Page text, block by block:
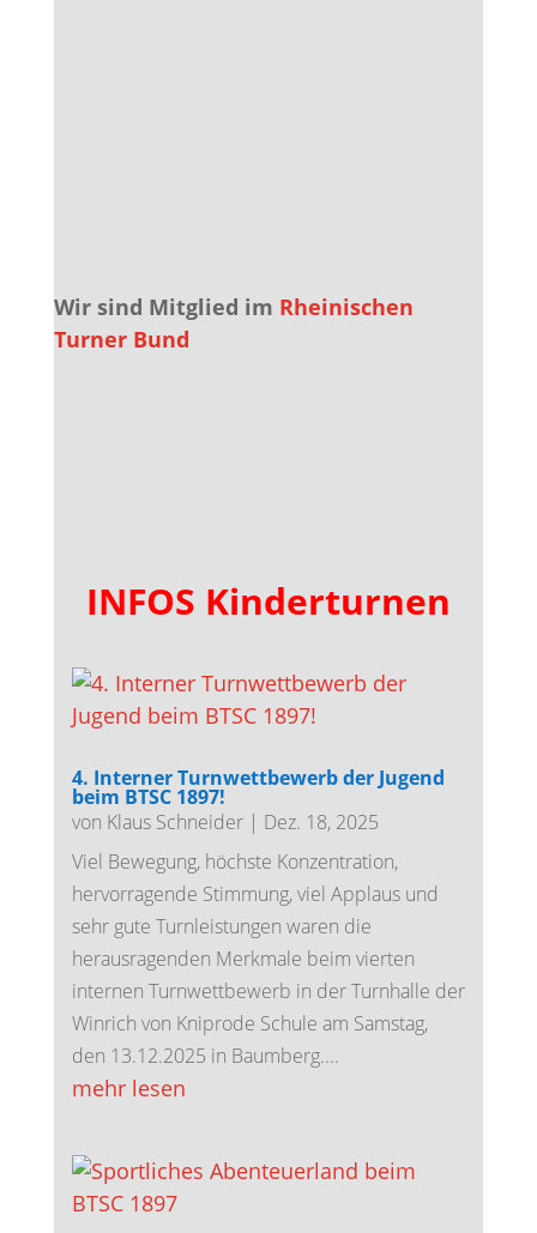
Wir sind Mitglied im Rheinischen
Turner Bund
INFOS Kinderturnen
4. Interner Turnwettbewerb der Jugend
beim BTSC 1897!
von Klaus Schneider| Dez. 18, 2025
Viel Bewegung, höchste Konzentration,
hervorragende Stimmung, viel Applaus und
sehr gute Turnleistungen waren die
herausragenden Merkmale beim vierten
internen Turnwettbewerb in der Turnhalle der
Winrich von Kniprode Schule am Samstag,
den 13.12.2025 in Baumberg....
mehr lesen